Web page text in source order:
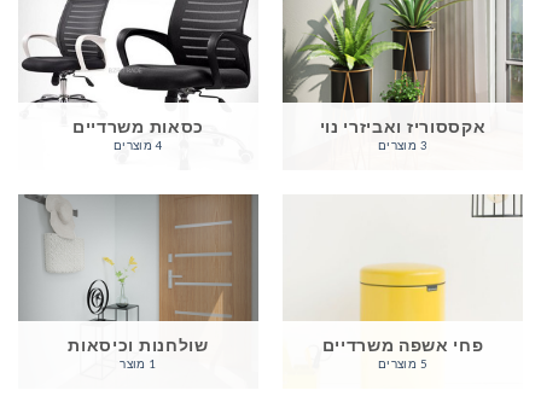
אקססוריז ואביזרי נוי
3 מוצרים
כסאות משרדיים
4 מוצרים
פחי אשפה משרדיים
5 מוצרים
שולחנות וכיסאות
1 מוצר